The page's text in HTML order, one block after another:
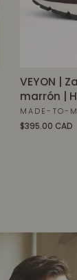
VEYON |
marrón |
MADE-TO-
$395.00 CAD